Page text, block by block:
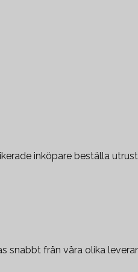
inköpare beställa
från våra olika